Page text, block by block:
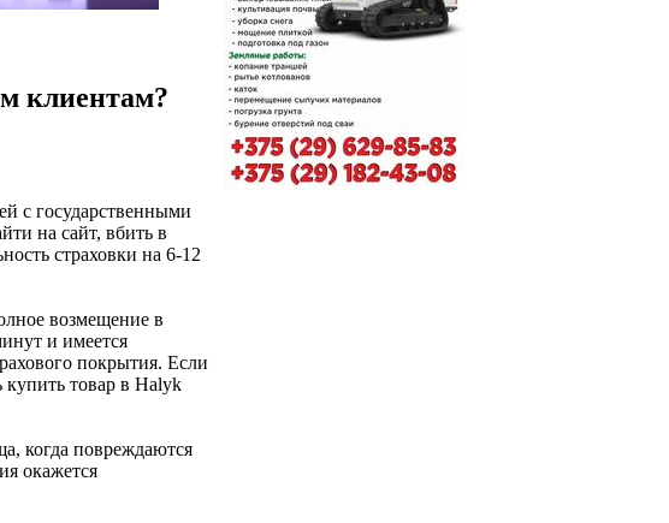
клиентам?
с государственными
на сайт, вбить в
страховки на 6-12
возмещение в
и имеется
покрытия. Если
купить товар в Halyk
когда повреждаются
окажется